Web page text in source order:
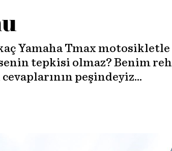
Yamaha Tmax
tepkisi olmaz? Benim
peşindeyiz…